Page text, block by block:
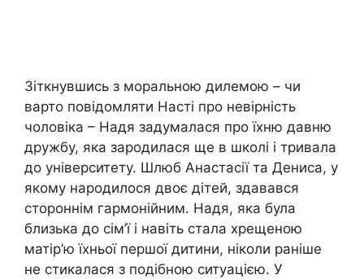
Зіткнувшись з моральною дилемою – чи
варто повідомляти Насті про невірність
чоловіка – Надя задумалася про їхню давню
дружбу, яка зародилася ще в школі і тривала
до університету. Шлюб Анастасії та Дениса, у
якому народилося двоє дітей, здавався
стороннім гармонійним. Надя, яка була
близька до сім’ї і навіть стала хрещеною
матір’ю їхньої першої дитини, ніколи раніше
не стикалася з подібною ситуацією. У